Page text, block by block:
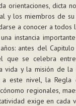
orientaciones, dicta
y los miembros de su
a conocer a todos
instancia
antes del
se celebra entre
vida y la misión de
a este nivel, la
regionales,
exige en cada